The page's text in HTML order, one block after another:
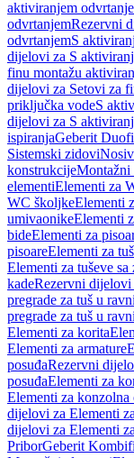
aktiviranjem
odvrtanjemRezervni
odvrtanjemS
dijelovi za S
finu montažu
dijelovi za Setovi za
priključka vodeS
dijelovi za S
ispiranjaGeberit
Sistemski zidovi
konstrukcijeMontažni
elementiElementi za
WC školjkeElementi
umivaonikeElementi
bideElementi za
pisoareElementi za
Elementi za tuševe
kadeRezervni dijelovi
pregrade za tuš u
pregrade za tuš u
Elementi za korita
Elementi za armature
posuđaRezervni
posuđaElementi za
Elementi za konzolna
dijelovi za Elementi
dijelovi za Elementi
PriborGeberit